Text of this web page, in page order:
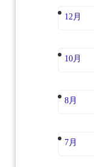
12月
10月
8月
7月